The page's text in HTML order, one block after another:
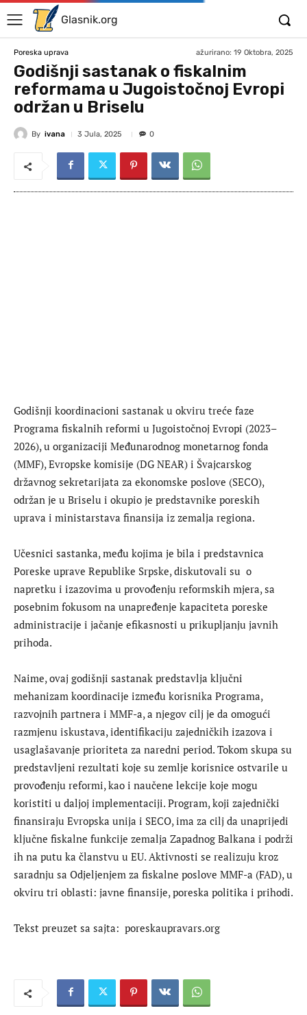
Glasnik.org
Poreska uprava ažurirano: 19 Oktobra, 2025
Godišnji sastanak o fiskalnim
reformama u Jugoistočnoj Evropi
održan u Briselu
By ivana 3 Jula, 2025 0
Godišnji koordinacioni sastanak u okviru treće faze
Programa fiskalnih reformi u Jugoistočnoj Evropi (2023–
2026), u organizaciji Međunarodnog monetarnog fonda
(MMF), Evropske komisije (DG NEAR) i Švajcarskog
državnog sekretarijata za ekonomske poslove (SECO),
održan je u Briselu i okupio je predstavnike poreskih
uprava i ministarstava finansija iz zemalja regiona.
Učesnici sastanka, među kojima je bila i predstavnica
Poreske uprave Republike Srpske, diskutovali su o
napretku i izazovima u provođenju reformskih mjera, sa
posebnim fokusom na unapređenje kapaciteta poreske
administracije i jačanje efikasnosti u prikupljanju javnih
prihoda.
Naime, ovaj godišnji sastanak predstavlja ključni
mehanizam koordinacije između korisnika Programa,
razvojnih partnera i MMF-a, a njegov cilj je da omogući
razmjenu iskustava, identifikaciju zajedničkih izazova i
usaglašavanje prioriteta za naredni period. Tokom skupa su
predstavljeni rezultati koje su zemlje korisnice ostvarile u
provođenju reformi, kao i naučene lekcije koje mogu
koristiti u daljoj implementaciji. Program, koji zajednički
finansiraju Evropska unija i SECO, ima za cilj da unaprijedi
ključne fiskalne funkcije zemalja Zapadnog Balkana i podrži
ih na putu ka članstvu u EU. Aktivnosti se realizuju kroz
saradnju sa Odjeljenjem za fiskalne poslove MMF-a (FAD), u
okviru tri oblasti: javne finansije, poreska politika i prihodi.
Tekst preuzet sa sajta: poreskaupravars.org